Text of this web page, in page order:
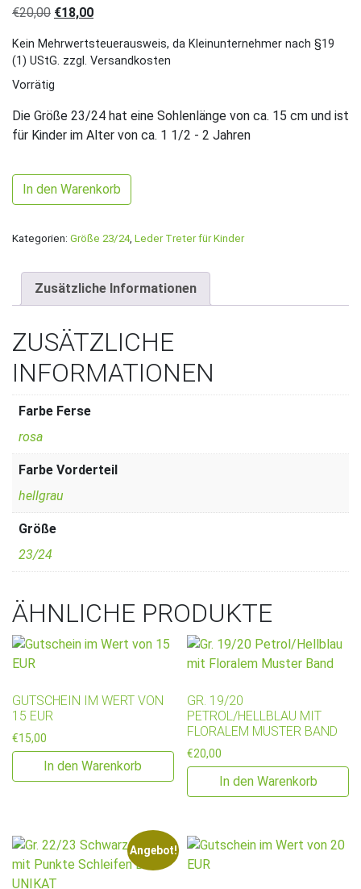
€20,00 Ursprünglicher Preis war: €20,00
€18,00Aktueller Preis ist: €18,00.
Kein Mehrwertsteuerausweis, da Kleinunternehmer nach §19
(1) UStG. zzgl. Versandkosten
Vorrätig
Die Größe 23/24 hat eine Sohlenlänge von ca. 15 cm und ist
für Kinder im Alter von ca. 1 1/2 - 2 Jahren
Gr. 23/24 Hellgrau/Rosa mit Love Peace Hope Band UNIKAT
In den Warenkorb
Kategorien: Größe 23/24, Leder Treter für Kinder
Zusätzliche Informationen
ZUSÄTZLICHE
INFORMATIONEN
Farbe Ferse
rosa
Farbe Vorderteil
hellgrau
Größe
23/24
ÄHNLICHE PRODUKTE
GUTSCHEIN IM WERT VON
15 EUR
€15,00
In den Warenkorb
GR. 19/20
PETROL/HELLBLAU MIT
FLORALEM MUSTER BAND
€20,00
In den Warenkorb
Angebot!